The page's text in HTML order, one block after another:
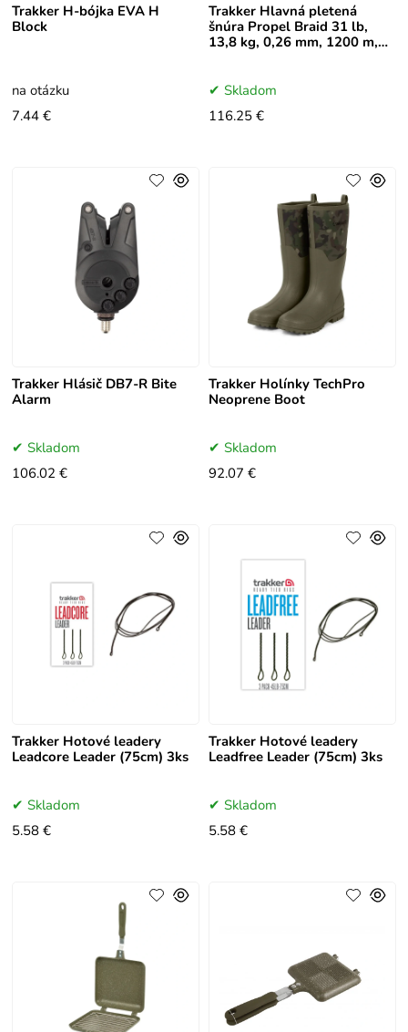
Trakker H-bójka EVA H
Block
na otázku
7.44 €
Trakker Hlavná pletená
šnúra Propel Braid 31 lb,
13,8 kg, 0,26 mm, 1200 m,
Skladom
116.25 €
Trakker Hlásič DB7-R Bite
Alarm
Skladom
106.02 €
Trakker Holínky TechPro
Neoprene Boot
Skladom
92.07 €
Trakker Hotové leadery
Leadcore Leader (75cm) 3ks
Skladom
5.58 €
Trakker Hotové leadery
Leadfree Leader (75cm) 3ks
Skladom
5.58 €